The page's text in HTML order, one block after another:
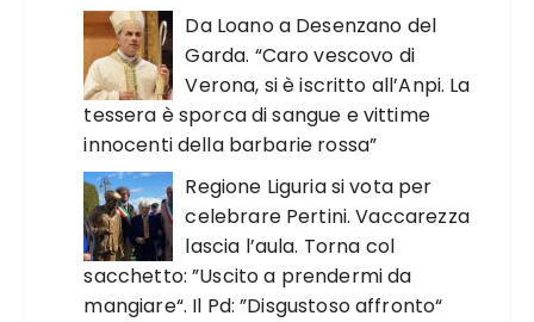
Da Loano a Desenzano del
Garda. “Caro vescovo di
Verona, si è iscritto all’Anpi. La
tessera è sporca di sangue e vittime
innocenti della barbarie rossa”
Regione Liguria si vota per
celebrare Pertini. Vaccarezza
lascia l’aula. Torna col
sacchetto: ”Uscito a prendermi da
mangiare“. Il Pd: ”Disgustoso affronto“